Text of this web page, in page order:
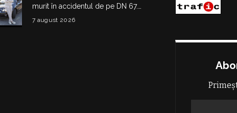
murit în accidentul de pe DN 67.
Dragoș Mihail lasă în urmă o fetiță
7 august 2026